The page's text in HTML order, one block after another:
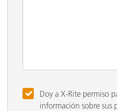
Doy a X-Rite permiso
información sobre sus